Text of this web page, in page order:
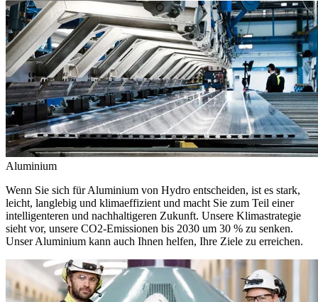
Aluminium
Wenn Sie sich für Aluminium von Hydro entscheiden, ist es stark,
leicht, langlebig und klimaeffizient und macht Sie zum Teil einer
intelligenteren und nachhaltigeren Zukunft. Unsere Klimastrategie
sieht vor, unsere CO2-Emissionen bis 2030 um 30 % zu senken.
Unser Aluminium kann auch Ihnen helfen, Ihre Ziele zu erreichen.